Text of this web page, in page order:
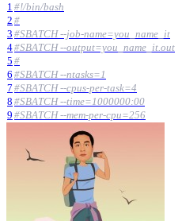
1 #!/bin/bash
2 #
3 #SBATCH --job-name=you_name_it
4#SBATCH --output=you_name_it.out
5 #
6 #SBATCH --ntasks=1
7 #SBATCH --cpus-per-task=4
8 #SBATCH --time=1000000:00
9 #SBATCH --mem-per-cpu=256